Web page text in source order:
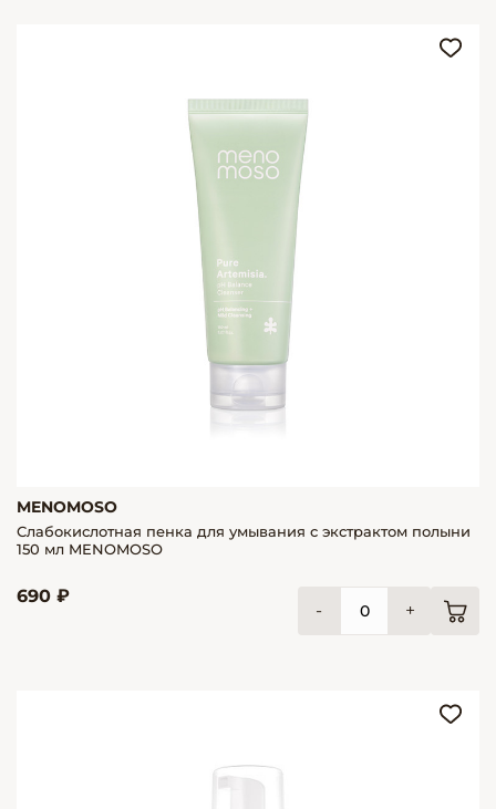
MENOMOSO
Слабокислотная пенка для умывания с экстрактом полыни
150 мл MENOMOSO
690 ₽
- +